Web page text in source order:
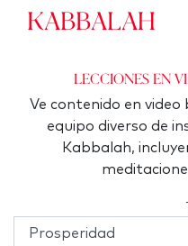
Kabbalah
Lecciones en
Ve contenido en
equipo diverso de
Kabbalah,